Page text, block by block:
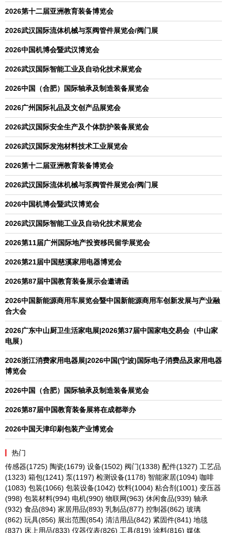
2026第十二届亚洲教育装备博览会
2026武汉国际流体机械与泵阀管件展览会/阀门展
2026中国机博会暨武汉博览会
2026武汉国际智能工业及自动化技术展览会
2026中国（合肥）国际轴承及制造装备展览会
2026广州国际礼品及文创产品展览会
2026武汉国际安全生产及个体防护装备展览会
2026武汉国际发泡材料技术工业展览会
2026第十二届亚洲教育装备博览会
2026武汉国际流体机械与泵阀管件展览会/阀门展
2026中国机博会暨武汉博览会
2026武汉国际智能工业及自动化技术展览会
2026第11届广州国际地产投资移民留学展览会
2026第21届中国慈溪家用电器博览会
2026第87届中国教育装备展示会邀请函
2026中国新能源商用车展览会暨中国新能源商用车创新发展与产业融
合大会
2026广东中山厨卫生活家电展|2026第37届中国家电交易会（中山家
电展）
2026浙江消费家用电器展|2026中国(宁波)国际电子消费品及家用电器
博览会
2026中国（合肥）国际轴承及制造装备展览会
2026第87届中国教育装备展将在成都举办
2026中国天津印刷包装产业博览会
热门
传感器(1725) 陶瓷(1679) 设备(1502) 阀门(1338) 配件(1327) 工艺品
(1323) 箱包(1241) 泵(1197) 检测设备(1178) 智能家居(1094) 咖啡
(1083) 包装(1066) 包装设备(1042) 饮料(1004) 粘合剂(1001) 变压器
(998) 包装材料(994) 电机(990) 物联网(963) 休闲食品(939) 轴承
(932) 食品(894) 家居用品(893) 乳制品(877) 控制器(862) 玻璃
(862) 玩具(856) 展出范围(854) 清洁用品(842) 紧固件(841) 地毯
(837) 床上用品(833) 仪器仪表(826) 工具(819) 涂料(816) 媒体